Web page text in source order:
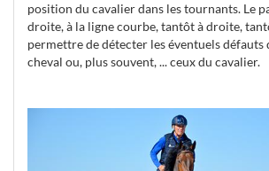
position du cavalier dans les tournants. Le
droite, à la ligne courbe, tantôt à droite,
permettre de détecter les éventuels défauts
cheval ou, plus souvent, ... ceux du cavalier.